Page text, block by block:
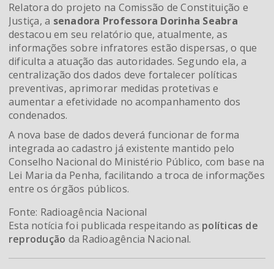
Relatora do projeto na Comissão de Constituição e
Justiça, a senadora Professora Dorinha Seabra
destacou em seu relatório que, atualmente, as
informações sobre infratores estão dispersas, o que
dificulta a atuação das autoridades. Segundo ela, a
centralização dos dados deve fortalecer políticas
preventivas, aprimorar medidas protetivas e
aumentar a efetividade no acompanhamento dos
condenados.
A nova base de dados deverá funcionar de forma
integrada ao cadastro já existente mantido pelo
Conselho Nacional do Ministério Público, com base na
Lei Maria da Penha, facilitando a troca de informações
entre os órgãos públicos.
Fonte: Radioagência Nacional
Esta notícia foi publicada respeitando as políticas de
reprodução da Radioagência Nacional.